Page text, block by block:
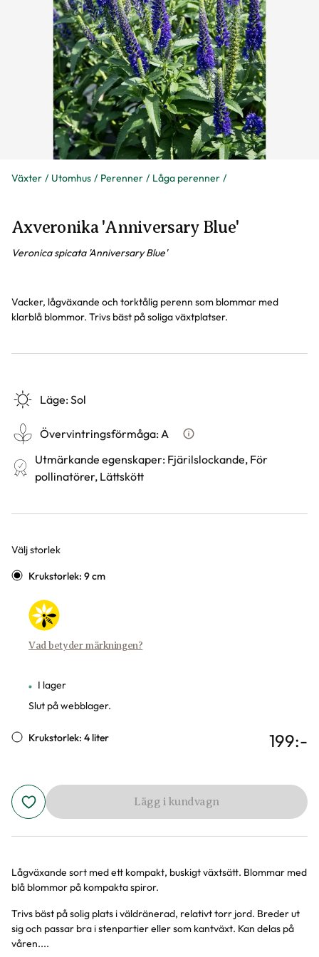
Växter Utomhus Perenner Låga perenner
Axveronika 'Anniversary Blue'
Veronica spicata 'Anniversary Blue'
Vacker, lågväxande och torktålig perenn som blommar med
klarblå blommor. Trivs bäst på soliga växtplatser.
Läge:Sol
Övervintringsförmåga:A Vad betyder
Utmärkande egenskaper: Fjärilslockande, För
pollinatörer, Lättskött
Välj storlek
Varianter
Krukstorlek: 9 cm
Vad betyder märkningen?
I lager
Slut på webblager.
Krukstorlek: 4 liter 199:-
Lägg i kundvagn
Produktinformation
Lågväxande sort med ett kompakt, buskigt växtsätt. Blommar med
blå blommor på kompakta spiror.
Trivs bäst på solig plats i väldränerad, relativt torr jord. Breder ut
sig och passar bra i stenpartier eller som kantväxt. Kan delas på
våren....